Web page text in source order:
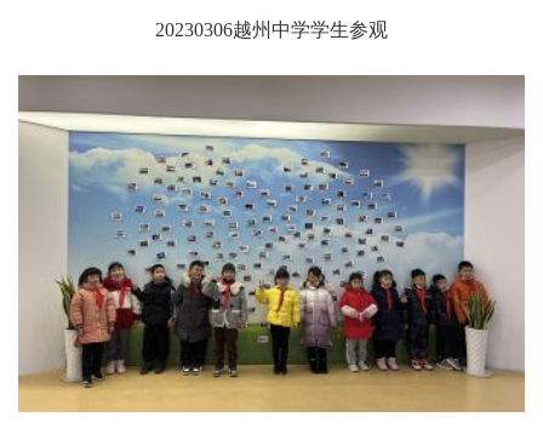
20230306越州中学学生参观